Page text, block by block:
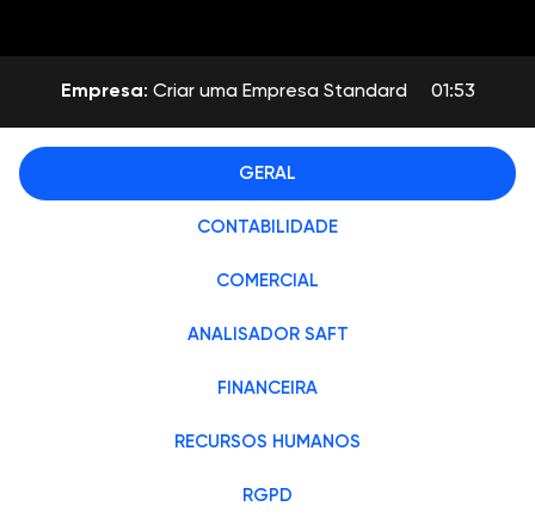
Empresa: Criar uma Empresa Standard 01:53
GERAL
CONTABILIDADE
COMERCIAL
ANALISADOR SAFT
FINANCEIRA
RECURSOS HUMANOS
RGPD